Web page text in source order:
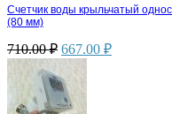
Счетчик воды крыльчатый
(80 мм)
710.00₽ 667.00 ₽